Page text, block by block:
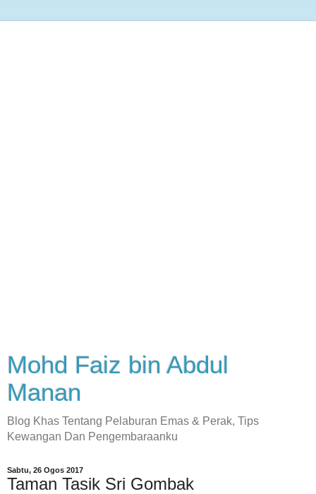
Mohd Faiz bin Abdul
Manan
Blog Khas Tentang Pelaburan Emas & Perak, Tips
Kewangan Dan Pengembaraanku
Sabtu, 26 Ogos 2017
Taman Tasik Sri Gombak